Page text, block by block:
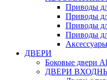
Приводы
Приводы
Приводы
Приводы
ДВЕРИ
Боковые двери
ДВЕРИ